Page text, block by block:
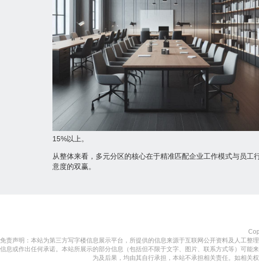
15%以上。
从整体来看，多元分区的核心在于精准匹配企业工作模式与员
意度的双赢。
免责声明：本站为第三方写字楼信息展示平台，所提供的信息来源于互联网公开资料及人工
信息或作出任何承诺。本站所展示的部分信息（包括但不限于文字、图片、联系方式等）可
为及后果，均由其自行承担，本站不承担相关责任。如相关